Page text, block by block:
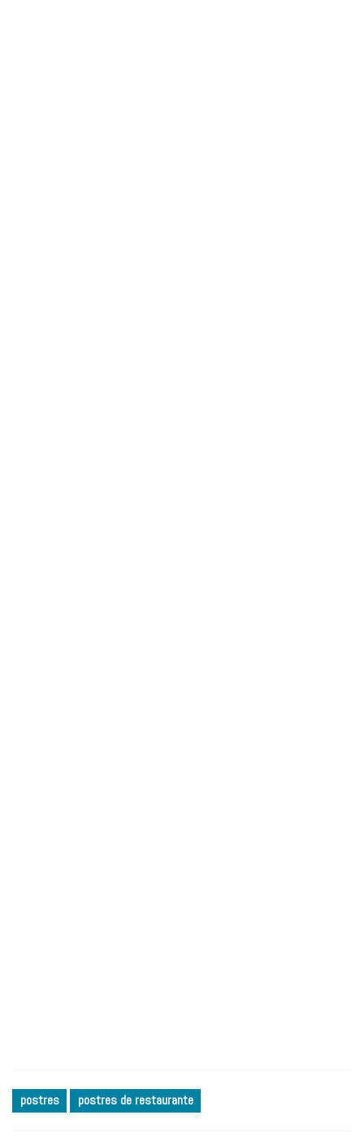
postres postres de restaurante